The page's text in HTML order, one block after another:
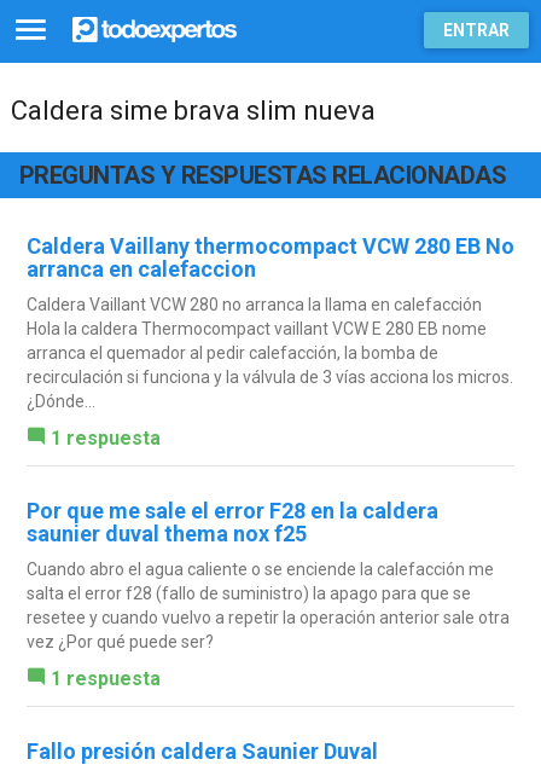
ENTRAR
Caldera sime brava slim nueva
PREGUNTAS Y RESPUESTAS RELACIONADAS
Caldera Vaillany thermocompact VCW 280 EB No
arranca en calefaccion
Caldera Vaillant VCW 280 no arranca la llama en calefacción
Hola la caldera Thermocompact vaillant VCW E 280 EB nome
arranca el quemador al pedir calefacción, la bomba de
recirculación si funciona y la válvula de 3 vías acciona los micros.
¿Dónde...
1 respuesta
Por que me sale el error F28 en la caldera
saunier duval thema nox f25
Cuando abro el agua caliente o se enciende la calefacción me
salta el error f28 (fallo de suministro) la apago para que se
resetee y cuando vuelvo a repetir la operación anterior sale otra
vez ¿Por qué puede ser?
1 respuesta
Fallo presión caldera Saunier Duval